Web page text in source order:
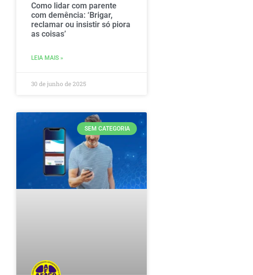
Como lidar com parente
com demência: ‘Brigar,
reclamar ou insistir só piora
as coisas’
LEIA MAIS »
30 de junho de 2025
SEM CATEGORIA